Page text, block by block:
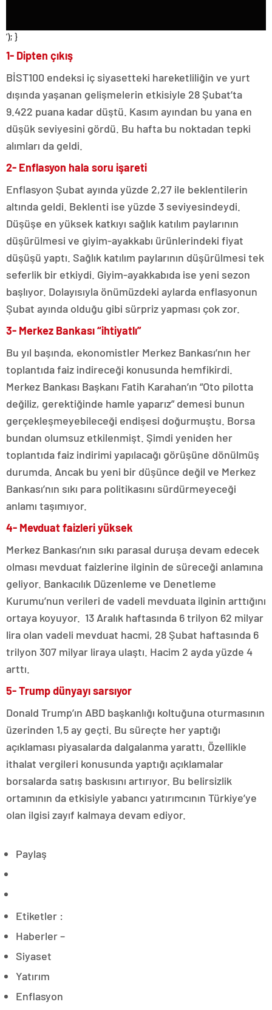
‘); }
1- Dipten çıkış
BİST100 endeksi iç siyasetteki hareketliliğin ve yurt
dışında yaşanan gelişmelerin etkisiyle 28 Şubat’ta
9.422 puana kadar düştü. Kasım ayından bu yana en
düşük seviyesini gördü. Bu hafta bu noktadan tepki
alımları da geldi.
2- Enflasyon hala soru işareti
Enflasyon Şubat ayında yüzde 2,27 ile beklentilerin
altında geldi. Beklenti ise yüzde 3 seviyesindeydi.
Düşüşe en yüksek katkıyı sağlık katılım paylarının
düşürülmesi ve giyim-ayakkabı ürünlerindeki fiyat
düşüşü yaptı. Sağlık katılım paylarının düşürülmesi tek
seferlik bir etkiydi. Giyim-ayakkabıda ise yeni sezon
başlıyor. Dolayısıyla önümüzdeki aylarda enflasyonun
Şubat ayında olduğu gibi sürpriz yapması çok zor.
3- Merkez Bankası “ihtiyatlı”
Bu yıl başında, ekonomistler Merkez Bankası’nın her
toplantıda faiz indireceği konusunda hemfikirdi.
Merkez Bankası Başkanı Fatih Karahan’ın “Oto pilotta
değiliz, gerektiğinde hamle yaparız” demesi bunun
gerçekleşmeyebileceği endişesi doğurmuştu. Borsa
bundan olumsuz etkilenmişt. Şimdi yeniden her
toplantıda faiz indirimi yapılacağı görüşüne dönülmüş
durumda. Ancak bu yeni bir düşünce değil ve Merkez
Bankası’nın sıkı para politikasını sürdürmeyeceği
anlamı taşımıyor.
4- Mevduat faizleri yüksek
Merkez Bankası’nın sıkı parasal duruşa devam edecek
olması mevduat faizlerine ilginin de süreceği anlamına
geliyor. Bankacılık Düzenleme ve Denetleme
Kurumu’nun verileri de vadeli mevduata ilginin arttığını
ortaya koyuyor. 13 Aralık haftasında 6 trilyon 62 milyar
lira olan vadeli mevduat hacmi, 28 Şubat haftasında 6
trilyon 307 milyar liraya ulaştı. Hacim 2 ayda yüzde 4
arttı.
5- Trump dünyayı sarsıyor
Donald Trump’ın ABD başkanlığı koltuğuna oturmasının
üzerinden 1,5 ay geçti. Bu süreçte her yaptığı
açıklaması piyasalarda dalgalanma yarattı. Özellikle
ithalat vergileri konusunda yaptığı açıklamalar
borsalarda satış baskısını artırıyor. Bu belirsizlik
ortamının da etkisiyle yabancı yatırımcının Türkiye’ye
olan ilgisi zayıf kalmaya devam ediyor.
Paylaş
Etiketler :
Haberler –
Siyaset
Yatırım
Enflasyon